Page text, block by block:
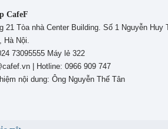
CafeF
21 Tòa nhà Center Building. Số 1 Nguyễn Huy
Hà Nội.
73095555 Máy lẻ 322
| Hotline: 0966 909 747
nội dung: Ông Nguyễn Thế Tân